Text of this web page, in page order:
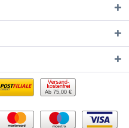
Ab 75,00 €